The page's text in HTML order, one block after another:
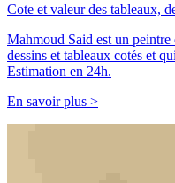
Cote et valeur des tableaux,
Mahmoud Said est un
dessins et tableaux cotés et
Estimation en 24h.
En savoir plus >